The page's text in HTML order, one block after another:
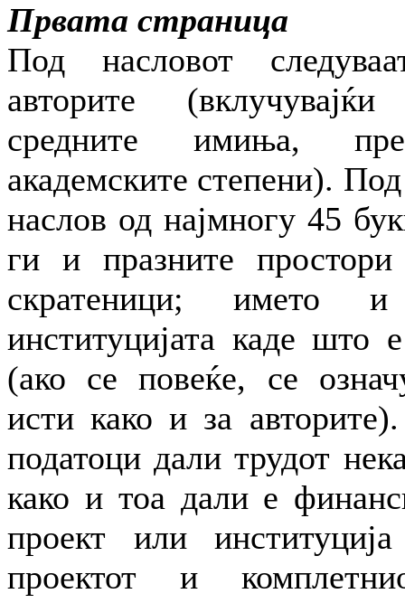
Првата страница
Под насловот
авторите
средните имиња,
академските степени).
наслов од најмногу 45
ги и празните
скратеници; името
институцијата каде што
(ако се повеќе, се
исти како и за
податоци дали трудот
како и тоа дали е
проект или
проектот и